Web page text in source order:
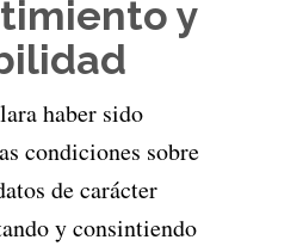
y
haber sido
condiciones sobre
de carácter
y consintiendo